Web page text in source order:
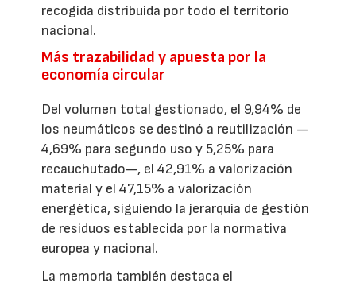
recogida distribuida por todo el territorio
nacional.
Más trazabilidad y apuesta por la
economía circular
Del volumen total gestionado, el 9,94% de
los neumáticos se destinó a reutilización —
4,69% para segundo uso y 5,25% para
recauchutado—, el 42,91% a valorización
material y el 47,15% a valorización
energética, siguiendo la jerarquía de gestión
de residuos establecida por la normativa
europea y nacional.
La memoria también destaca el